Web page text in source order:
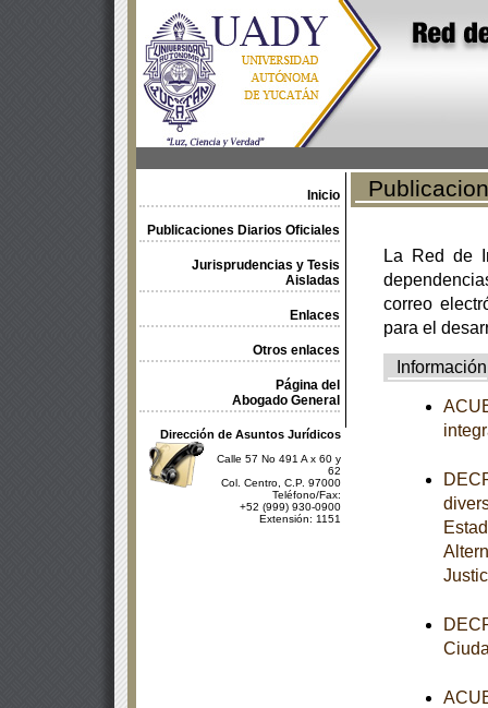
Inicio
Publicaciones Diarios Oficiales
Jurisprudencias y Tesis
Aisladas
Enlaces
Otros enlaces
Página del
Abogado General
Dirección de Asuntos Jurídicos
Calle 57 No 491 A x 60 y
62
Col. Centro, C.P. 97000
Teléfono/Fax:
+52 (999) 930-0900
Extensión: 1151
La Red de
correo
para el
Información